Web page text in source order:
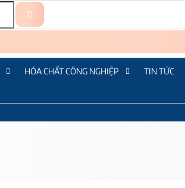
HÓA CHẤT CÔNG NGHIỆP TIN TỨC